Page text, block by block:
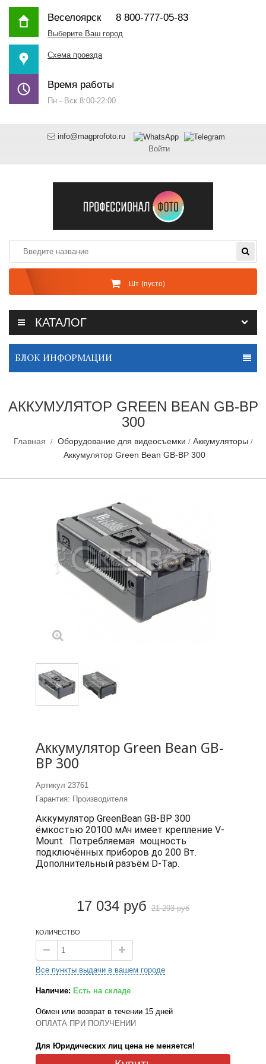
Веселоярск8 800-777-05-83
Выберите Ваш город
Схема проезда
Время работы
Пн - Вск 8:00-22:00
info@magprofoto.ru
Войти
Шт (пусто)
КАТАЛОГ
БЛОК ИНФОРМАЦИИ
АККУМУЛЯТОР GREEN BEAN GB-BP
300
Главная Оборудование для видеосъемки
Аккумуляторы
Аккумулятор Green Bean GB-BP 300
Аккумулятор Green Bean GB-
BP 300
Артикул 23761
Гарантия: Производителя
Аккумулятор GreenBean GB-BP 300
ёмкостью 20100 мАч имеет крепление V-
Mount. Потребляемая мощность
подключённых приборов до 200 Вт.
Дополнительный разъём D-Tap.
17 034 руб 21 293 руб
КОЛИЧЕСТВО
Все пункты выдачи в вашем городе
Наличие: Есть на складе
Обмен или возврат в течении 15 дней
ОПЛАТА ПРИ ПОЛУЧЕНИИ
Для Юридических лиц цена не меняется!